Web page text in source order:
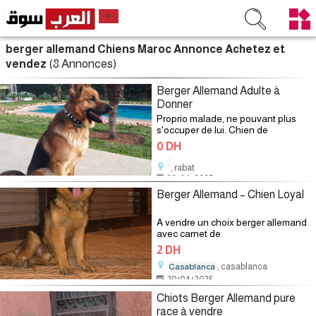
berger allemand Chiens Maroc Annonce Achetez et
vendez (8 Annonces)
Berger Allemand Adulte à
Donner
Proprio malade, ne pouvant plus
s'occuper de lui. Chien de
0 DH
, rabat
22/04/2025
Berger Allemand – Chien Loyal
A vendre un choix berger allemand
avec carnet de
2 DH
Casablanca , casablanca
20/04/2025
Chiots Berger Allemand pure
race à vendre